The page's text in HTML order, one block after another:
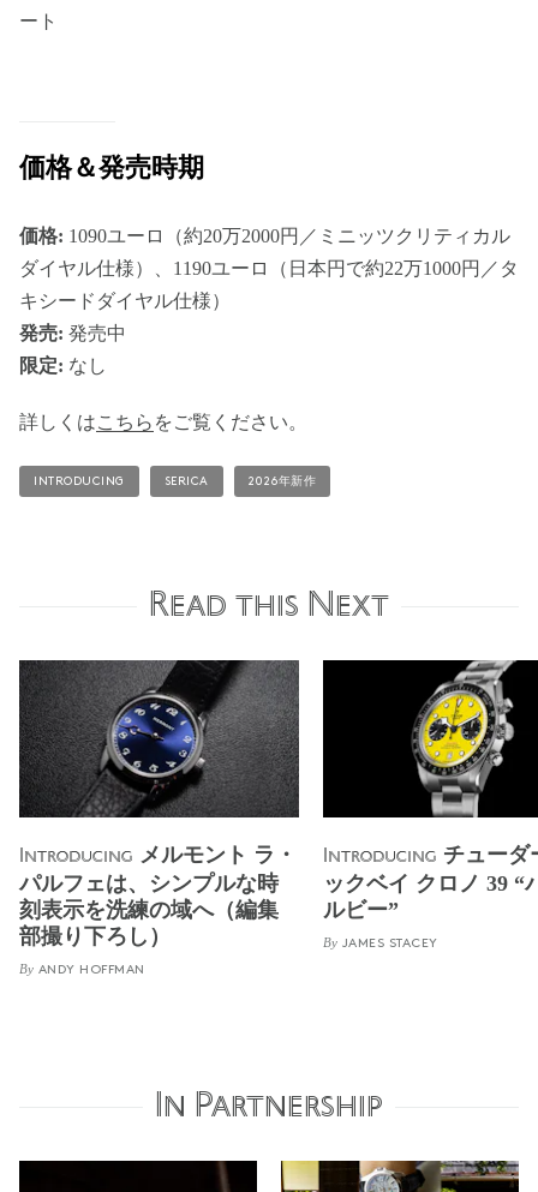
ート
価格＆発売時期
価格: 1090ユーロ（約20万2000円／ミニッツクリティカル
ダイヤル仕様）、1190ユーロ（日本円で約22万1000円／タ
キシードダイヤル仕様）
発売: 発売中
限定: なし
詳しくはこちら をご覧ください。
INTRODUCING SERICA 2026年新作
Read this Next
Introducing メルモント ラ・
パルフェは、シンプルな時
刻表示を洗練の域へ（編集
部撮り下ろし）
By ANDY HOFFMAN
Introducing チューダ
ックベイ クロノ 39 “
ルビー”
By JAMES STACEY
In Partnership